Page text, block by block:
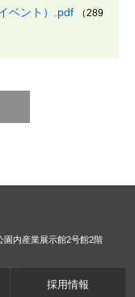
ベント）.pdf
（289
内産業展示館2号館2階
採用情報